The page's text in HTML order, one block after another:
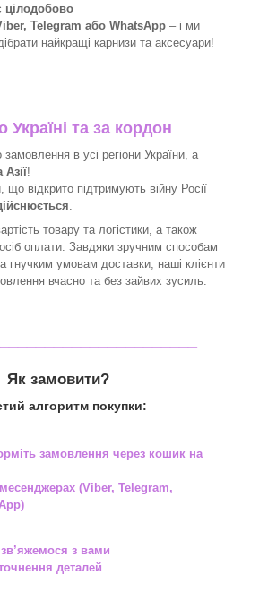
цілодобово
Telegram або WhatsApp – і ми
найкращі карнизи та аксесуари!
та за кордон
в усі регіони України, а
!
що відкрито підтримують війну Росії
товару та логістики, а також
оплати. Завдяки зручним способам
гнучким умовам доставки, наші клієнти
вчасно та без зайвих зусиль.
Як замовити?
алгоритм покупки:
замовлення через кошик на
месенджерах(Viber, Telegram,
з вами
деталей